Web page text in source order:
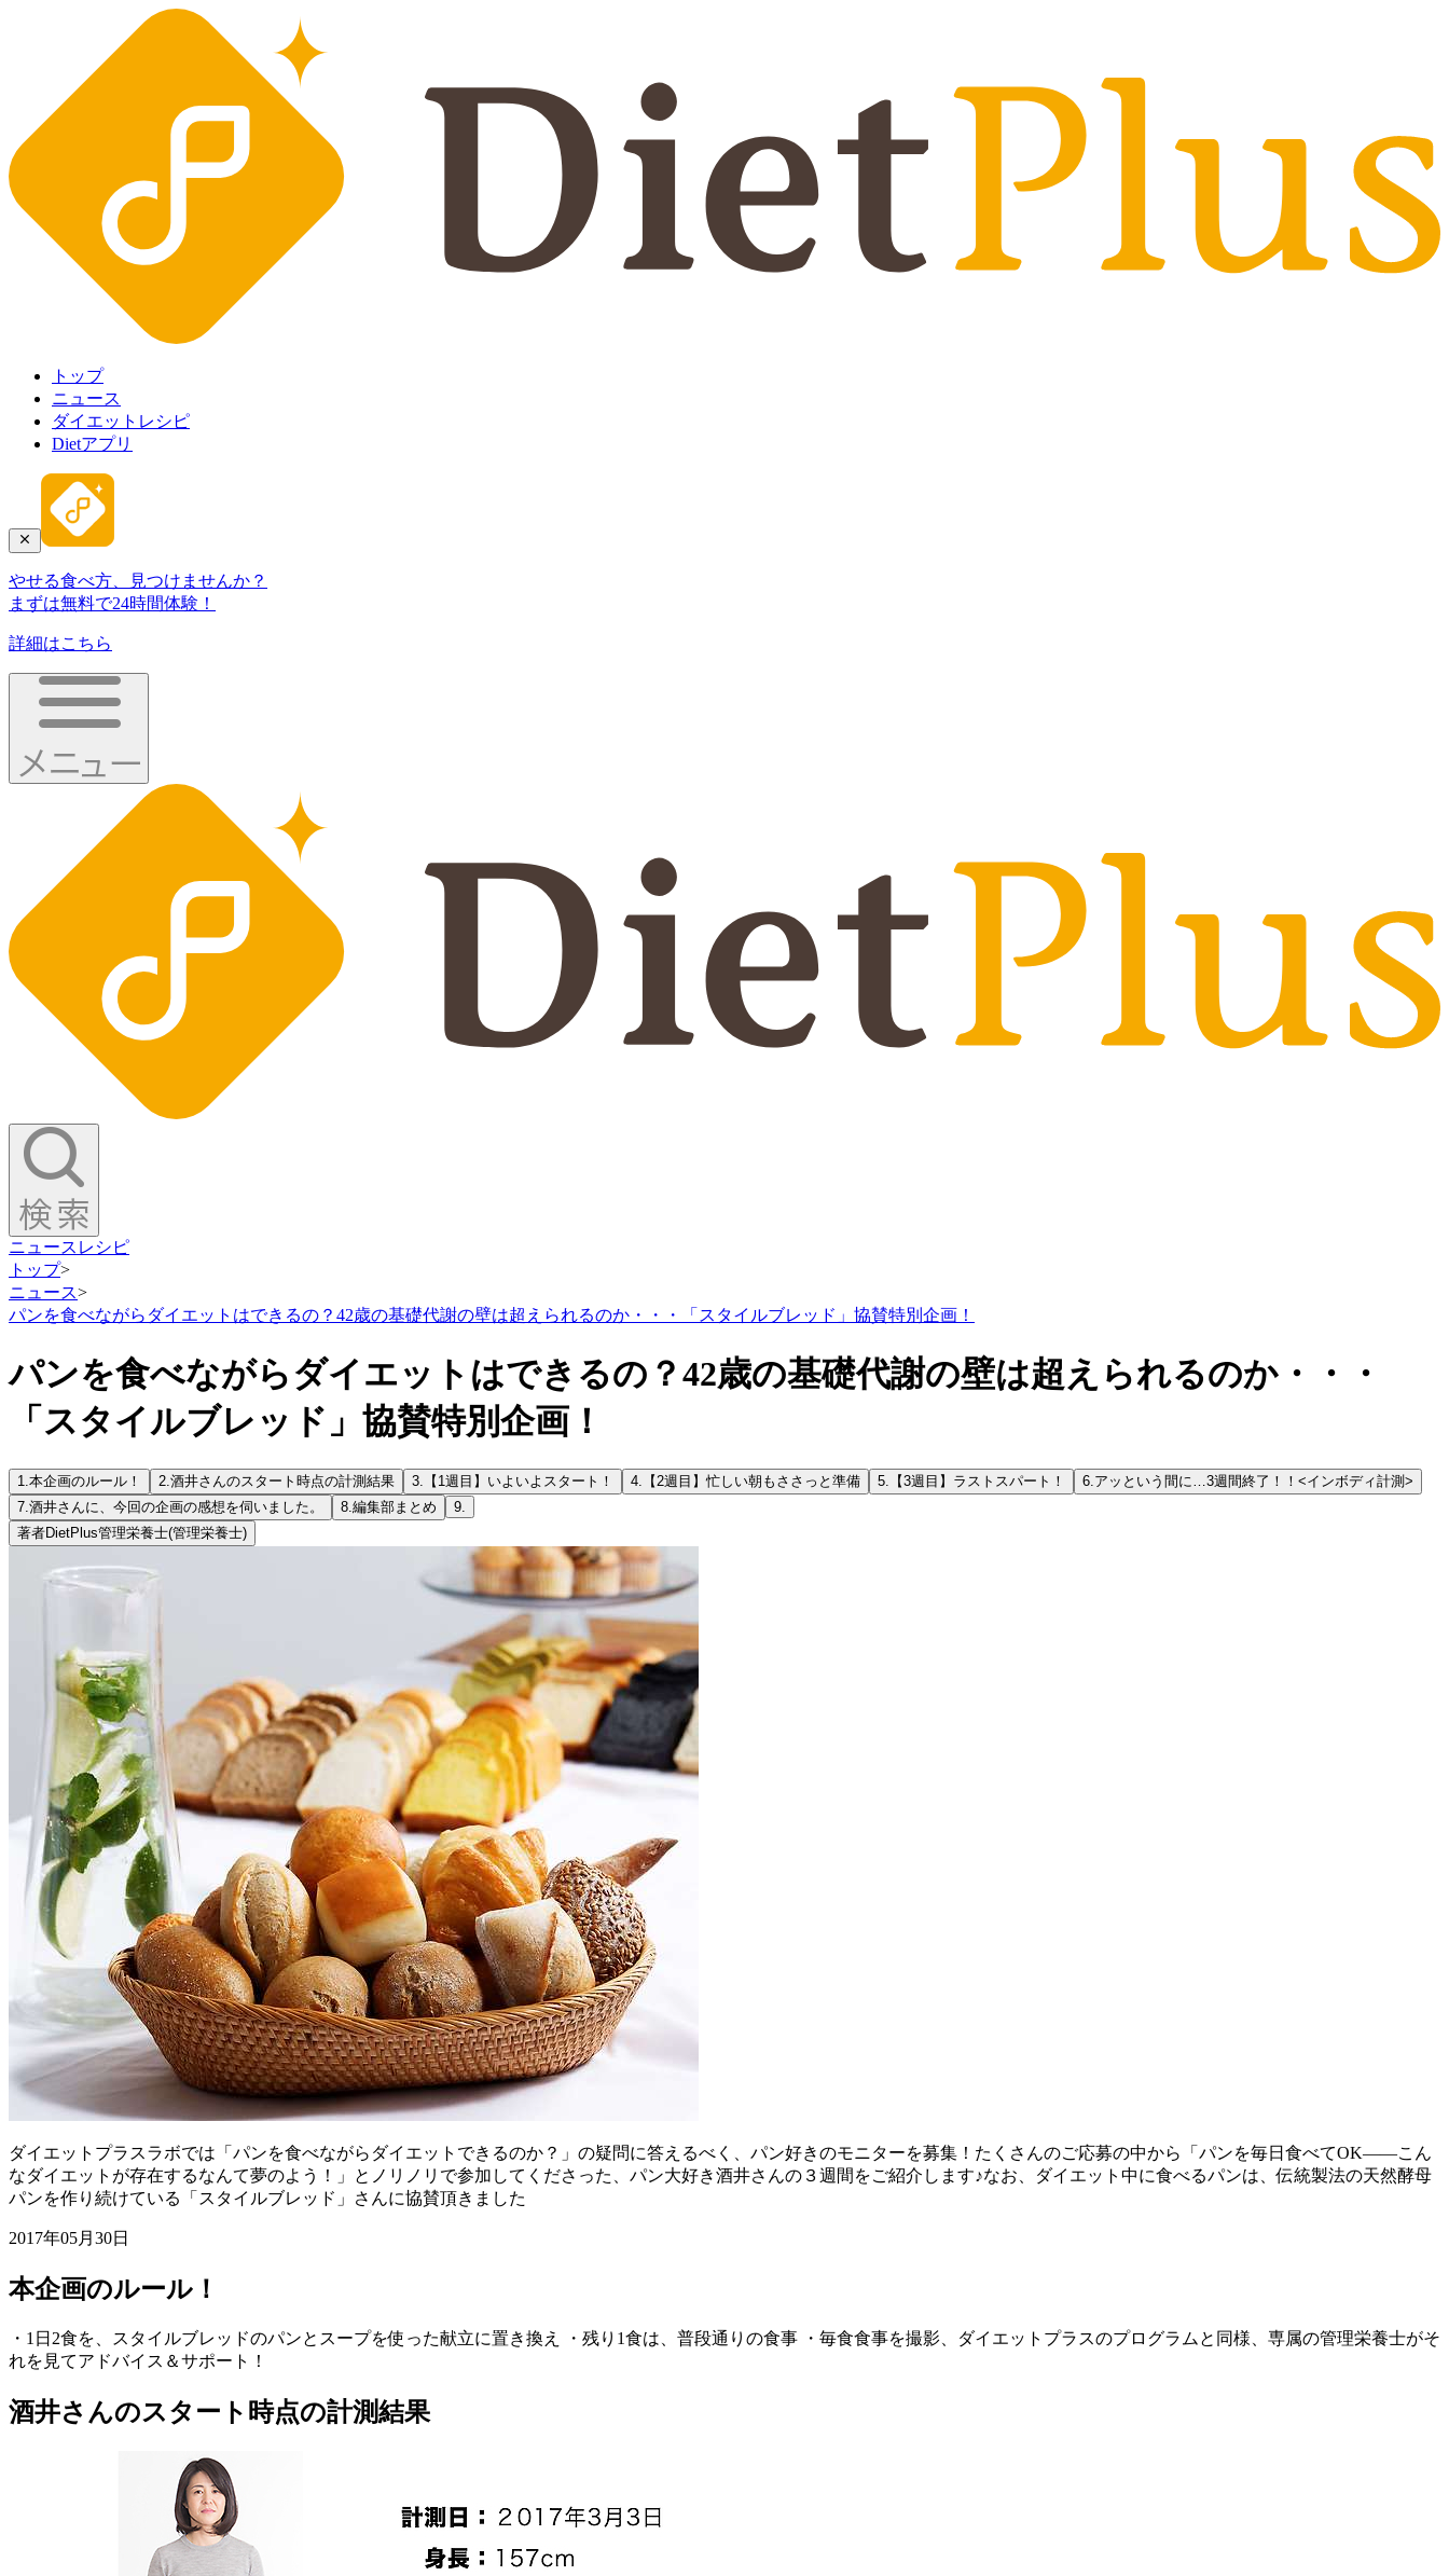
トップ
ニュース
ダイエットレシピ
Dietアプリ
やせる食べ方、見つけませんか？
まずは無料で24時間体験！
詳細はこちら
ニュース レシピ
トップ>
ニュース>
パンを食べながらダイエットはできるの？42歳の基礎代謝の壁は超えられるのか・・・「スタイルブレッド」協賛特別企画！
パンを食べながらダイエットはできるの？42歳の基礎代謝の壁は超えられるのか・・・
「スタイルブレッド」協賛特別企画！
1.本企画のルール！ 2.酒井さんのスタート時点の計測結果 3. 【1週目】いよいよスタート！ 4. 【2週目】忙しい朝もささっと準備 5. 【3週目】ラストスパート！ 6.アッという間に…3週間終了！！<インボディ計測>
7.酒井さんに、今回の企画の感想を伺いました。 8.編集部まとめ
9.
著者DietPlus管理栄養士(管理栄養士)
ダイエットプラスラボでは「パンを食べながらダイエットできるのか？」の疑問に答えるべく、パン好きのモニターを募集！ たくさんのご応募の中から「パンを毎日食べてOK――こん
なダイエットが存在するなんて夢のよう！」とノリノリで参加してくださった、パン大好き酒井さんの３週間をご紹介します♪ なお、ダイエット中に食べるパンは、伝統製法の天然酵母
パンを作り続けている「スタイルブレッド」さんに協賛頂きました
2017年05月30日
本企画のルール！
・1日2食を、スタイルブレッドのパンとスープを使った献立に置き換え ・残り1食は、普段通りの食事 ・毎食食事を撮影、ダイエットプラスのプログラムと同様、専属の管理栄養士がそ
れを見てアドバイス＆サポート！
酒井さんのスタート時点の計測結果